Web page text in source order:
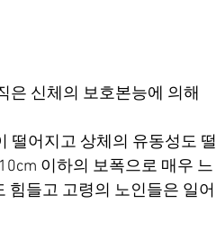
은 신체의 보호본능에 의해
떨어지고 상체의 유동성도 떨
이하의 보폭으로 매우 느
힘들고 고령의 노인들은 일어